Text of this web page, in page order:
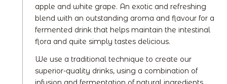
apple and white grape. An exotic and refreshing
blend with an outstanding aroma and flavour for a
fermented drink that helps maintain the intestinal
flora and quite simply tastes delicious.
We use a traditional technique to create our
superior-quality drinks, using a combination of